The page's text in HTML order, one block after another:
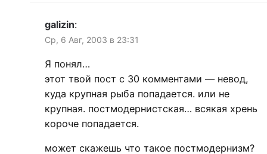
galizin:
Ср, 6 Авг, 2003 в 23:31
Я понял…
этот твой пост с 30 комментами — невод,
куда крупная рыба попадается. или не
крупная. постмодернистская… всякая хрень
короче попадается.
может скажешь что такое постмодернизм?